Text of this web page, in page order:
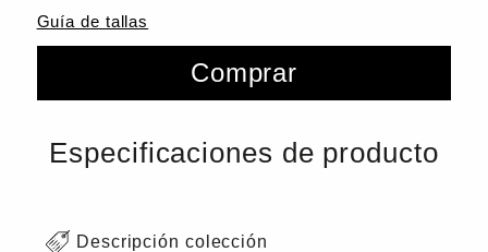
Guía de tallas
Comprar
Especificaciones de producto
Descripción colección